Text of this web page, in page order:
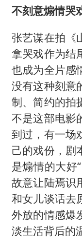
不刻意煽情哭
张艺谋在拍《
拿哭戏作为结
也成为全片感
没有这种刻意
制、简约的拍
不是这部电影
到过，有一场
己的戏份，剧
是煽情的大好
故意让陆焉识
和女儿谈话去
外放的情感爆
淡生活背后的